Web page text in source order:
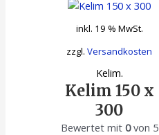
inkl. 19 % MwSt.
zzgl.Versandkosten
Kelim.
Kelim 150 x
300
Bewertet mit 0von 5